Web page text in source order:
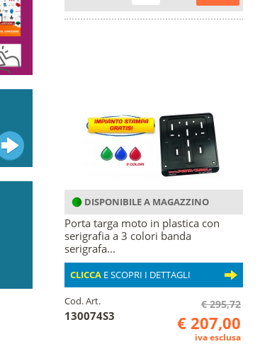
DISPONIBILE A MAGAZZINO
Porta targa moto in plastica con
serigrafia a 3 colori banda
serigrafa...
CLICCAE SCOPRI I DETTAGLI
Cod. Art.
130074S3
€ 295,72
€ 207,00
iva esclusa